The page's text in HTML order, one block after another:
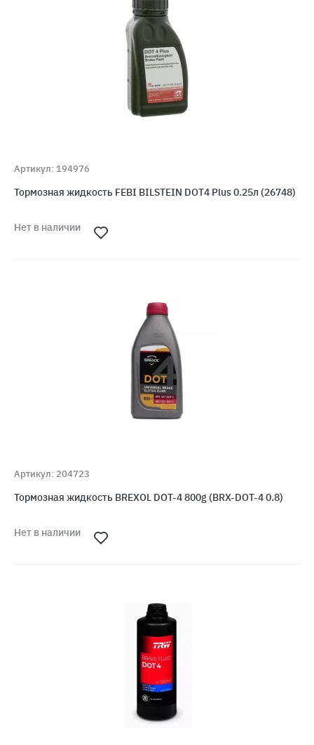
Артикул: 194976
Тормозная жидкость FEBI BILSTEIN DOT4 Plus 0.25л (26748)
Нет в наличии
Артикул: 204723
Тормозная жидкость BREXOL DOT-4 800g (BRX-DOT-4 0.8)
Нет в наличии